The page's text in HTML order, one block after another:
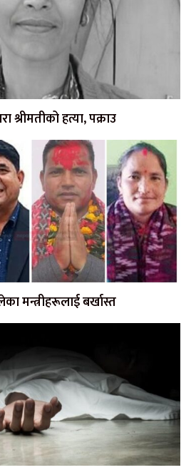
श्रीमतीको हत्या, पक्राउ
मन्त्रीहरूलाई बर्खास्त